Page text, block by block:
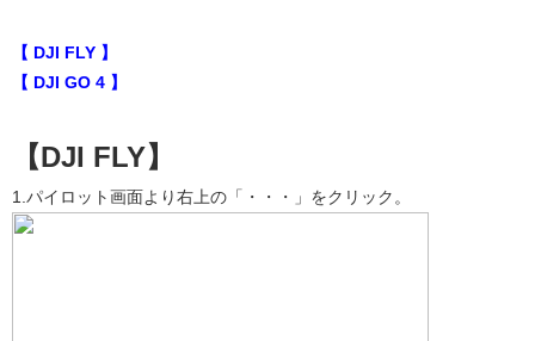
【 DJI FLY 】
【 DJI GO 4 】
【DJI FLY】
1.パイロット画面より右上の「・・・」をクリック。